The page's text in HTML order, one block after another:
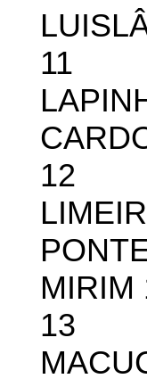
11
12
MIRIM
13